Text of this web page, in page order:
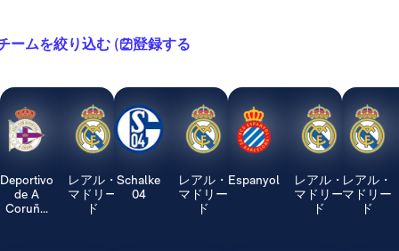
ームを絞り込む ( 2 )登録する
Deportivo
de A
Coruñ...
レアル・
マドリー
ド
Schalke
04
レアル・
マドリー
ド
Espanyol
レアル・
マドリー
ド
レアル・
マドリー
ド